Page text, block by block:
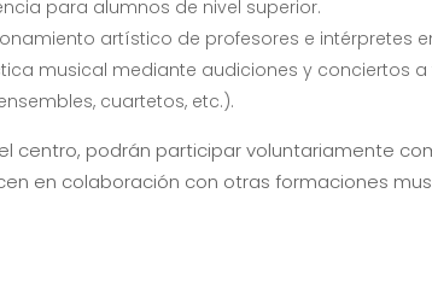
para alumnos de nivel superior.
artístico de profesores e intérpretes
musical mediante audiciones y conciertos
cuartetos, etc.).
centro, podrán participar voluntariamente
en colaboración con otras formaciones